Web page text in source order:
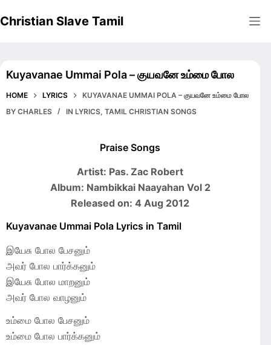
to
Christian Slave Tamil
Kuyavanae Ummai Pola – குயவனே உம்மை போல
HOME LYRICS
KUYAVANAE UMMAI POLA – குயவனே உம்மை போல
BY CHARLES IN LYRICS,TAMIL CHRISTIAN SONGS
Praise Songs
Artist: Pas. Zac Robert
Album: Nambikkai Naayahan Vol 2
Released on: 4 Aug 2012
Kuyavanae Ummai Pola Lyrics in Tamil
இயேசு போல பேசனும்
அவர் போல பார்க்கனும்
இயேசு போல மாறனும்
அவர் போல வாழனும்
உம்மை போல பேசனும்
உம்மை போல பார்க்கனும்